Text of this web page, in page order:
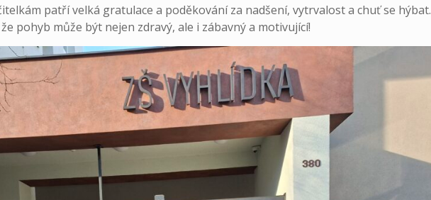
patří velká gratulace a poděkování za nadšení, vytrvalost a chuť se hýbat.
pohyb může být nejen zdravý, ale i zábavný a motivující!